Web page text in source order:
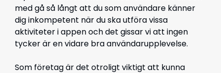
med gå så långt att du som användare känner
dig inkompetent när du ska utföra vissa
aktiviteter i appen och det gissar vi att ingen
tycker är en vidare bra användarupplevelse.
Som företag är det otroligt viktigt att kunna